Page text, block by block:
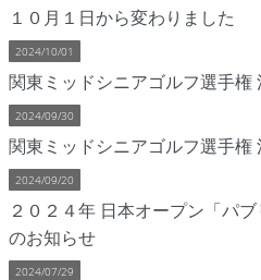
１０月１日から変わりました
2024/10/01
関東ミッドシニアゴルフ選手権
2024/09/30
関東ミッドシニアゴルフ選手権
2024/09/20
２０２４年 日本オープン「パ
のお知らせ
2024/07/29